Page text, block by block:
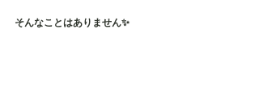
そんなことはありません✨